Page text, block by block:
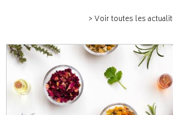
> Voir toutes les